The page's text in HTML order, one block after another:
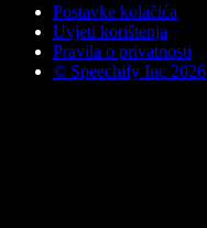
Postavke kolačića
Uvjeti korištenja
Pravila o privatnosti
© Speechify Inc 2026